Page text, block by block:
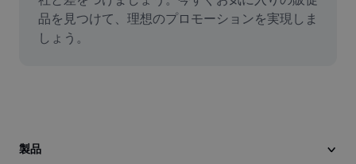
品質向上
動画エディター
動画コンバーター
品を見つけて、理想のプロモーションを実現しま
しょう。
製品